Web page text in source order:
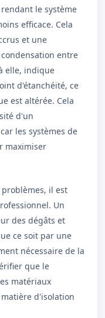
le système
efficace. Cela
et une
entre
elle, indique
d'étanchéité, ce
est altérée. Cela
d'un
les systèmes de
maximiser
problèmes, il est
Un
des dégâts et
ce soit par une
nécessaire de la
que le
matériaux
d'isolation